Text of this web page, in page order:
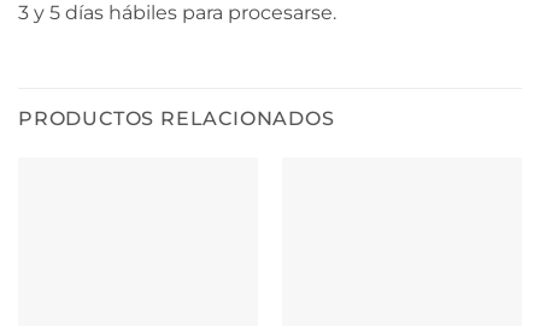
3 y 5 días hábiles para procesarse.
PRODUCTOS RELACIONADOS